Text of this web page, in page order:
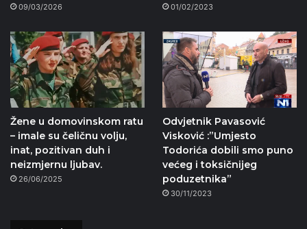
09/03/2026 01/02/2023
Žene u domovinskom ratu
– imale su čeličnu volju,
inat, pozitivan duh i
neizmjernu ljubav.
26/06/2025
Odvjetnik Pavasović
Visković :”Umjesto
Todorića dobili smo puno
većeg i toksičnijeg
poduzetnika”
30/11/2023